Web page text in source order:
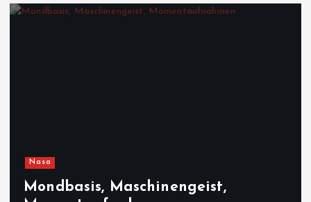
Nasa
Mondbasis, Maschinengeist,